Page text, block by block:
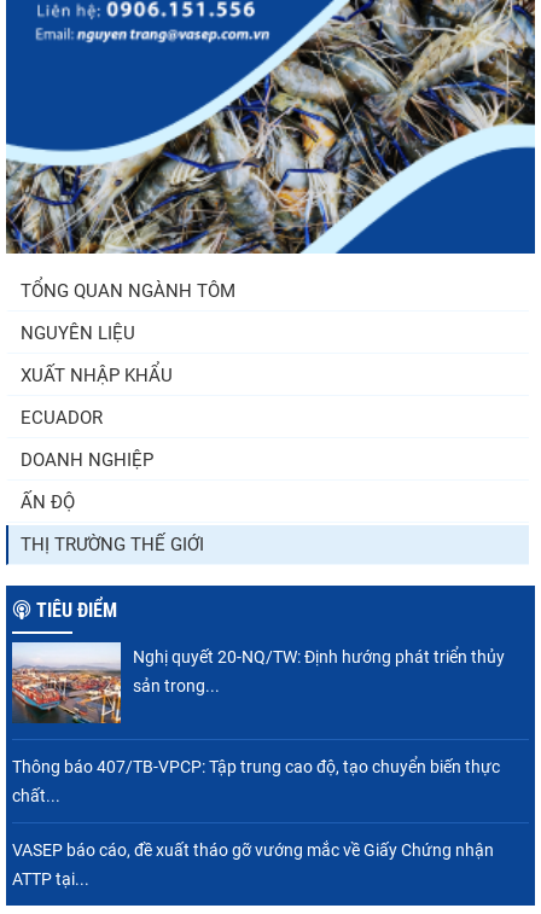
TỔNG QUAN NGÀNH TÔM
NGUYÊN LIỆU
XUẤT NHẬP KHẨU
ECUADOR
DOANH NGHIỆP
ẤN ĐỘ
THỊ TRƯỜNG THẾ GIỚI
TIÊU ĐIỂM
Nghị quyết 20-NQ/TW: Định hướng phát triển thủy
sản trong...
Thông báo 407/TB-VPCP: Tập trung cao độ, tạo chuyển biến thực
chất...
VASEP báo cáo, đề xuất tháo gỡ vướng mắc về Giấy Chứng nhận
ATTP tại...